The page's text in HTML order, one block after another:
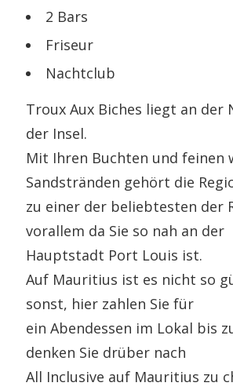
2 Bars
Friseur
Nachtclub
Troux Aux Biches liegt an der
der Insel.
Mit Ihren Buchten und feinen
Sandstränden gehört die
zu einer der beliebtesten der
vorallem da Sie so nah an der
Hauptstadt Port Louis ist.
Auf Mauritius ist es nicht so
sonst, hier zahlen Sie für
ein Abendessen im Lokal bis
denken Sie drüber nach
All Inclusive auf Mauritius zu